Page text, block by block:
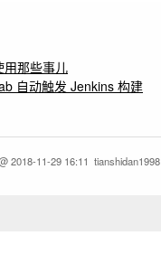
用那些事儿
自动触发 Jenkins 构建
2018-11-29 16:11 tianshidan1998